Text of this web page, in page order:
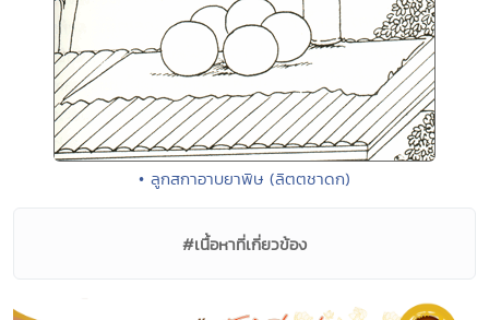
• ลูกสกาอาบยาพิษ (ลิตตชาดก)
#เนื้อหาที่เกี่ยวข้อง